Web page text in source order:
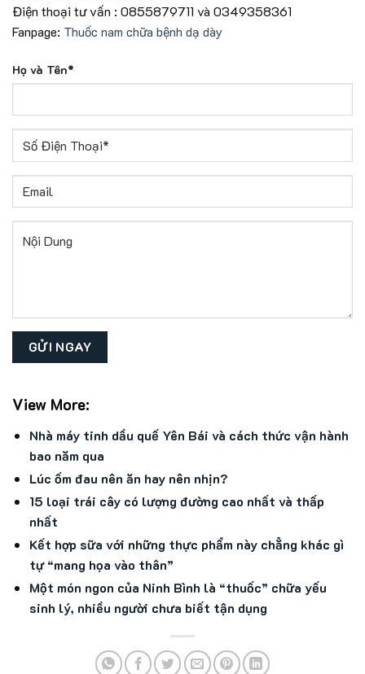
Điện thoại tư vấn : 0855879711 và 0349358361
Fanpage: Thuốc nam chữa bệnh dạ dày
Họ và Tên*
View More:
Nhà máy tinh dầu quế Yên Bái và cách thức vận hành
bao năm qua
Lúc ốm đau nên ăn hay nên nhịn?
15 loại trái cây có lượng đường cao nhất và thấp
nhất
Kết hợp sữa với những thực phẩm này chẳng khác gì
tự “mang họa vào thân”
Một món ngon của Ninh Bình là “thuốc” chữa yếu
sinh lý, nhiều người chưa biết tận dụng